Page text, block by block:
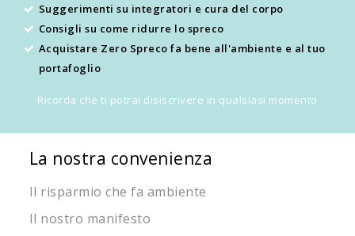
Suggerimenti su integratori e cura del corpo
Consigli su come ridurre lo spreco
Acquistare Zero Spreco fa bene all'ambiente e al tuo
portafoglio
Ricorda che ti potrai disiscrivere in qualsiasi momento
La nostra convenienza
Il risparmio che fa ambiente
Il nostro manifesto